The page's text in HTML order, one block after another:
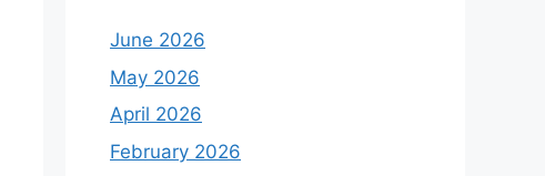
June 2026
May 2026
April 2026
February 2026